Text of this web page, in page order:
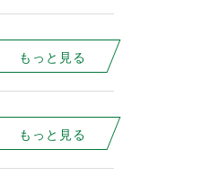
もっと見る
もっと見る